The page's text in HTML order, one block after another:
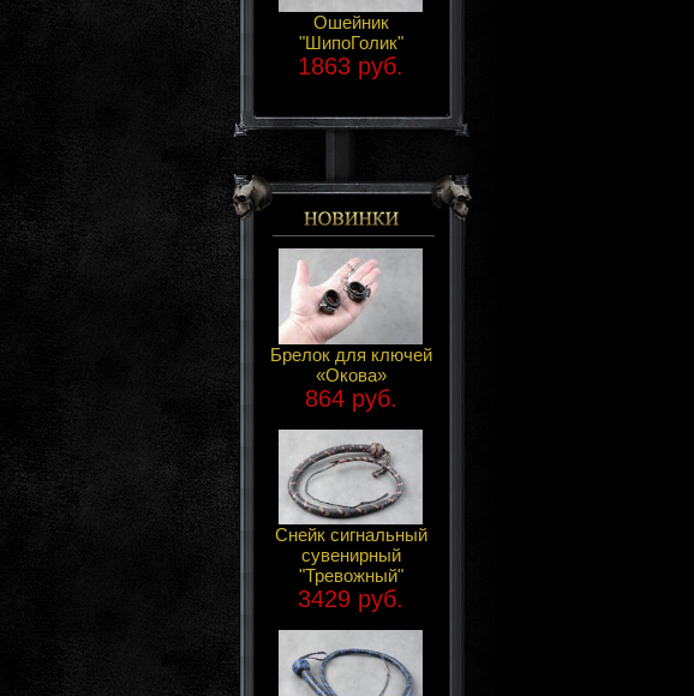
Ошейник
"ШипоГолик"
1863 руб.
Брелок для ключей
«Окова»
864 руб.
Снейк сигнальный
сувенирный
"Тревожный"
3429 руб.